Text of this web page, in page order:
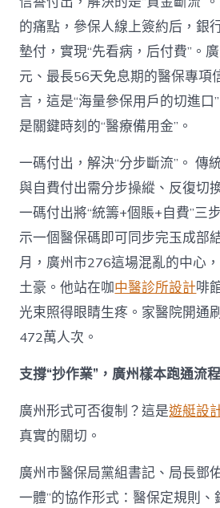
的痛點，參保人線上簽約后，銀
墊付，實現“先看病，后付費”。
元、最長56天免息期的醫保專項
言，這是“海量參保用戶的切進口
是關鍵時刻的“醫療備用金”。
一碼付出，解決“分步斷流”。 傳
與自費付出需分步操縱、反復切
一碼付出將“統籌+個賬+自費”三
示一個醫保碼即可同步完玉成部
月，廣州市276這場混亂的中心
土豪。他站在咖中醫診所設計啡
光束照得眼睛生疼。家醫院開通
472萬人次。
支撐“抄作業”，廣州樣本跑通流程
廣州形式可否復制？這是遊艇設
真實的關切。
廣州市醫保局黨組書記、局長鄧
一體”的協作形式：醫保定規則